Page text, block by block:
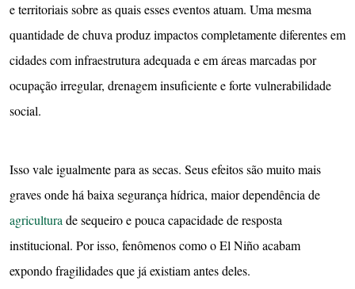
e territoriais sobre as quais esses eventos atuam. Uma mesma
quantidade de chuva produz impactos completamente diferentes em
cidades com infraestrutura adequada e em áreas marcadas por
ocupação irregular, drenagem insuficiente e forte vulnerabilidade
social.
Isso vale igualmente para as secas. Seus efeitos são muito mais
graves onde há baixa segurança hídrica, maior dependência de
agricultura de sequeiro e pouca capacidade de resposta
institucional. Por isso, fenômenos como o El Niño acabam
expondo fragilidades que já existiam antes deles.